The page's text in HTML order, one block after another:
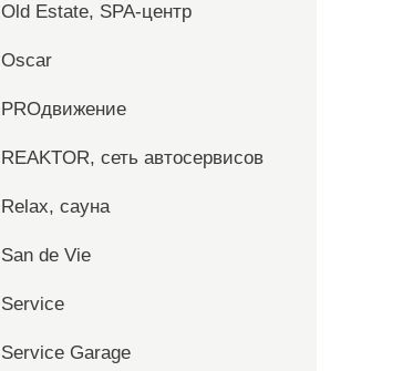
Old Estate, SPA-центр
Oscar
PROдвижение
REAKTOR, сеть автосервисов
Relax, сауна
San dе Vie
Service
Service Garage